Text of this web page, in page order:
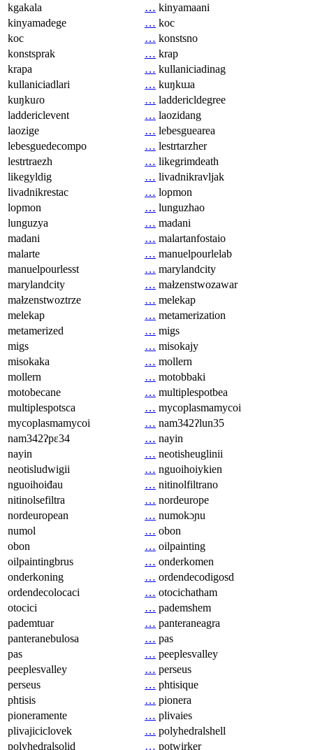
kgakala
… kinyamaani
kinyamadege
… koc
koc
… konstsno
konstsprak
… krap
krapa
… kullaniciadinag
kullaniciadlari
… kuŋkuɹa
kuŋkuɾo
… laddericldegree
laddericlevent
… laozidang
laozige
… lebesguearea
lebesguedecompo
… lestrtarzher
lestrtraezh
… likegrimdeath
likegyldig
… livadnikravljak
livadnikrestac
… lopmon
lopmon
… lunguzhao
lunguzya
… madani
madani
… malartanfostaio
malarte
… manuelpourlelab
manuelpourlesst
… marylandcity
marylandcity
… małzenstwozawar
małzenstwoztrze
… melekap
melekap
… metamerization
metamerized
… migs
migs
… misokajy
misokaka
… mollern
mollern
… motobbaki
motobecane
… multiplespotbea
multiplespotsca
… mycoplasmamycoi
mycoplasmamycoi
… nam342ʔlun35
nam342ʔpɛ34
… nayin
nayin
… neotisheuglinii
neotisludwigii
… nguoihoiykien
nguoihoiđau
… nitinolfiltrano
nitinolsefiltra
… nordeurope
nordeuropean
… numokɔɲu
numol
… obon
obon
… oilpainting
oilpaintingbrus
… onderkomen
onderkoning
… ordendecodigosd
ordendecolocaci
… otocichatham
otocici
… pademshem
pademtuar
… panteraneagra
panteranebulosa
… pas
pas
… peeplesvalley
peeplesvalley
… perseus
perseus
… phtisique
phtisis
… pionera
pioneramente
… plivaies
plivajiciclovek
… polyhedralshell
polyhedralsolid
… potwirker